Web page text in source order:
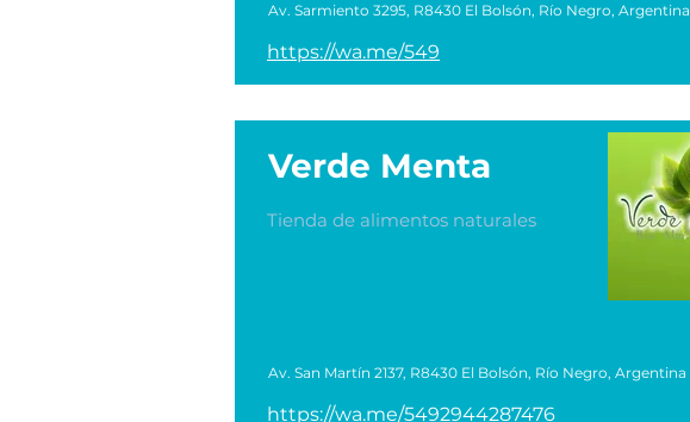
Av. Sarmiento 3295, R8430 El Bolsón, Río Negro, Argentina
https://wa.me/549
Verde Menta
Tienda de alimentos naturales
Av. San Martín 2137, R8430 El Bolsón, Río Negro, Argentina
https://wa.me/5492944287476